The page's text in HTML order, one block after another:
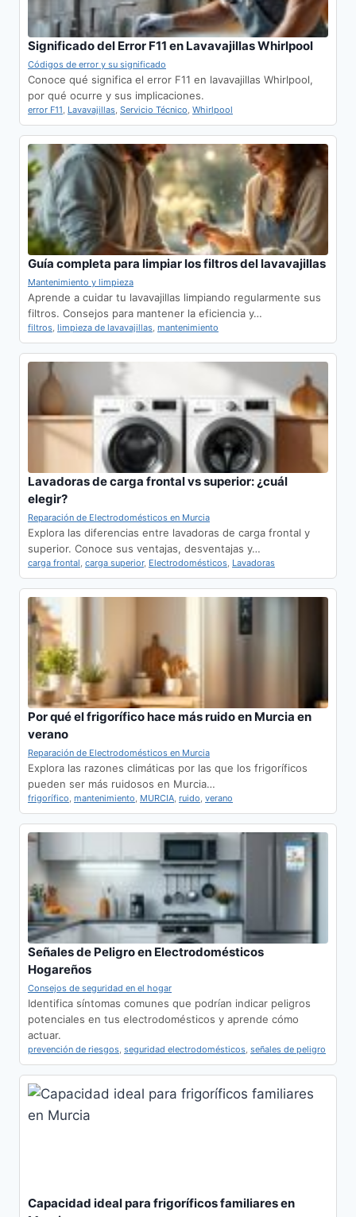
Significado del Error F11 en Lavavajillas Whirlpool
Códigos de error y su significado
Conoce qué significa el error F11 en lavavajillas Whirlpool,
por qué ocurre y sus implicaciones.
error F11 Lavavajillas Servicio Técnico Whirlpool
Guía completa para limpiar los filtros del lavavajillas
Mantenimiento y limpieza
Aprende a cuidar tu lavavajillas limpiando regularmente sus
filtros. Consejos para mantener la eficiencia y…
filtros limpieza de lavavajillas mantenimiento
Lavadoras de carga frontal vs superior: ¿cuál
elegir?
Reparación de Electrodomésticos en Murcia
Explora las diferencias entre lavadoras de carga frontal y
superior. Conoce sus ventajas, desventajas y…
carga frontal carga superior, Electrodomésticos Lavadoras
Por qué el frigorífico hace más ruido en Murcia en
verano
Reparación de Electrodomésticos en Murcia
Explora las razones climáticas por las que los frigoríficos
pueden ser más ruidosos en Murcia…
frigorífico mantenimiento MURCIA ruido verano
Señales de Peligro en Electrodomésticos
Hogareños
Consejos de seguridad en el hogar
Identifica síntomas comunes que podrían indicar peligros
potenciales en tus electrodomésticos y aprende cómo
actuar.
prevención de riesgos seguridad electrodomésticos señales de peligro
Capacidad ideal para frigoríficos familiares en